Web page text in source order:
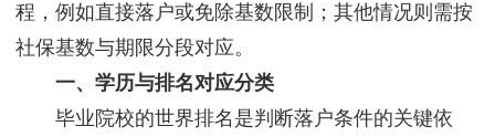
程，例如直接落户或免除基数限制；其他情况则需按
社保基数与期限分段对应。
一、学历与排名对应分类
毕业院校的世界排名是判断落户条件的关键依